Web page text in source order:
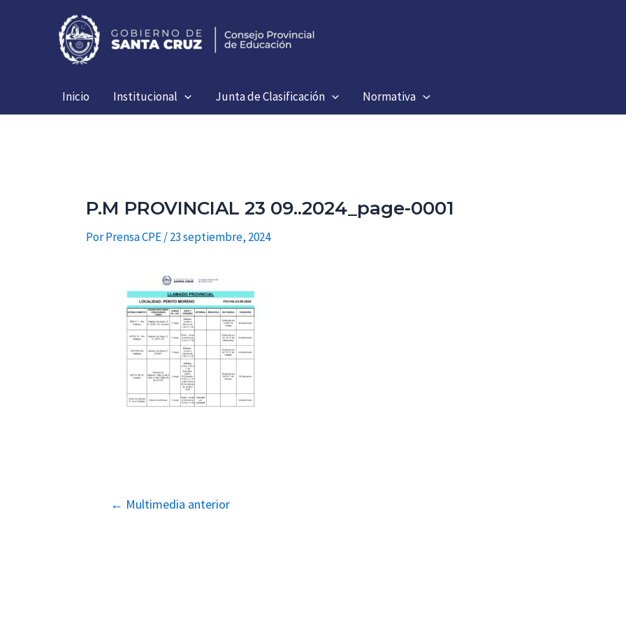
Inicio Institucional Junta de Clasificación Normativa
P.M PROVINCIAL 23 09..2024_page-0001
PorPrensa CPE/23 septiembre, 2024
Navegación
← Multimedia anterior